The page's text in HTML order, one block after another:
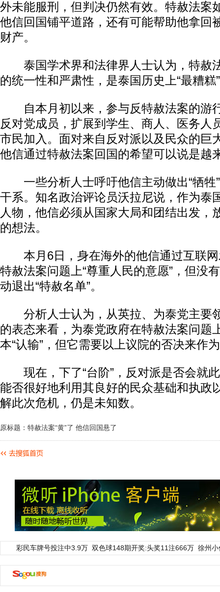
外未能服刑，但判决仍然有效。特赦法案
他信回国铺平道路，还有可能帮助他拿回
财产。
泰国学术界和法律界人士认为，特赦
的统一性和严肃性，是泰国历史上“最糟糕
自本月初以来，参与反特赦法案的游
反对党成员，扩展到学生、商人、医务人
市民加入。面对来自反对派以及民众的巨
他信通过特赦法案回国的希望可以说是越
一些分析人士呼吁他信主动做出“牺牲
干系。知名政治评论员沃拉尼说，作为泰
人物，他信必须从国家大局和团结出发，
的想法。
本月6日，身在海外的他信通过互联网
特赦法案问题上“尊重人民的意愿”，但没
动退出“特赦名单”。
分析人士认为，从英拉、为泰党主要
的表态来看，为泰党政府在特赦法案问题
本“认输”，但它需要以上议院的否决来作
现在，下了“台阶”，反对派是否会就
能否很好地利用其良好的民众基础和执政
解此次危机，仍是未知数。
原标题：特赦法案“黄”了 他信回国悬了
彩民车牌号投注中3.9万 双色球148期开奖:头奖11注666万 徐州